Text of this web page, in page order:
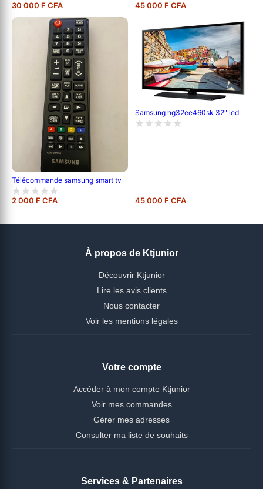
30 000 F CFA 45 000 F CFA
Télécommande samsung smart tv
2 000 F CFA
Samsung hg32ee460sk 32" led
45 000 F CFA
À propos de Ktjunior
Découvrir Ktjunior
Lire les avis clients
Nous contacter
Voir les mentions légales
Votre compte
Accéder à mon compte Ktjunior
Voir mes commandes
Gérer mes adresses
Consulter ma liste de souhaits
Services & Partenaires